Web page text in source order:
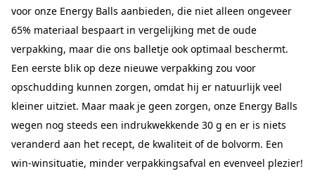
voor onze Energy Balls aanbieden, die niet alleen ongeveer
65% materiaal bespaart in vergelijking met de oude
verpakking, maar die ons balletje ook optimaal beschermt.
Een eerste blik op deze nieuwe verpakking zou voor
opschudding kunnen zorgen, omdat hij er natuurlijk veel
kleiner uitziet. Maar maak je geen zorgen, onze Energy Balls
wegen nog steeds een indrukwekkende 30 g en er is niets
veranderd aan het recept, de kwaliteit of de bolvorm. Een
win-winsituatie, minder verpakkingsafval en evenveel plezier!